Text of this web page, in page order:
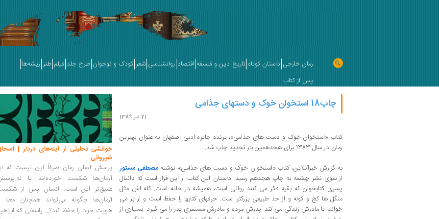
رمان خارجی داستان کوتاه تاریخ دین و فلسفه اقتصاد روانشناسی شعر کودک و نوجوان طرح جلد فیلم طنز ریشه‌ها
پس از کتاب
چاپ18 استخوان خوک و دستهای جذامی
21 تیر 1389
کتاب «استخوان خوک و دست های جذامی»، برنده جایزه ادبی اصفهان به عنوان بهترین
رمان در سال 1383 برای هجدهمین بار تجدید چاپ شد.
به گزارش خبرآنلاین، کتاب «استخوان خوک و دست های جذامی» نوشتهمصطفی مستور
از سوی نشر چشمه به چاپ هجدهم رسید. داستان این کتاب از این قرار است که دانیال
پسری کتابخوان که بقیه فکر می کنند روانی است، همیشه در خانه است. کله اش مثل
منگل ها کج و کوله و از حد طبیعی بزرگتر است. حرفهای کتابها را حفظ است و از بر می
خواند. با مادرش زندگی می کند. پدرش مرده و مادرش مستمری پدر را می گیرد. بسیاری از
خوانشی تحلیلی از آینه‌های دردار |
شیروانی
پرسش اصلی رمان صرفاً این نیست که
آرمان‌ها شکست خورده‌اند یا
عمیق‌تر این است: انسان پس از
آرمان‌ها چگونه می‌تواند همچنان معنا
هویت خود را حفظ کند؟... پاسخی که